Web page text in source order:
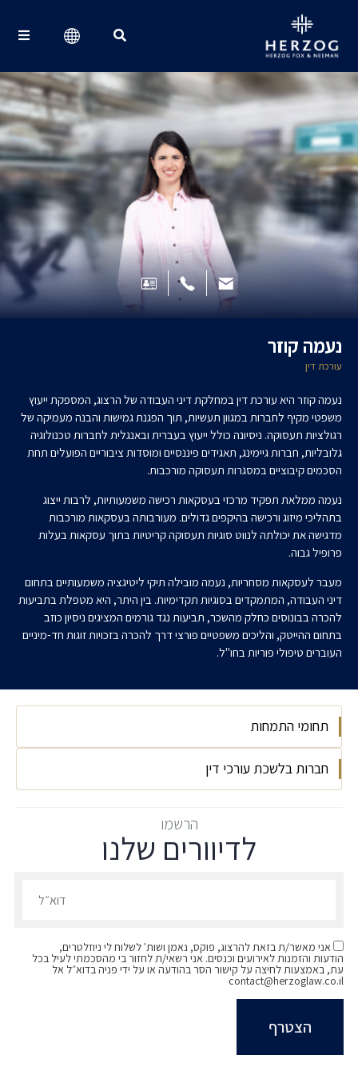
נעמה קוזר
עורכת דין
נעמה קוזר היא עורכת דין במחלקת דיני העבודה של הרצוג, המספקת ייעוץ
משפטי מקיף לחברות במגוון תעשיות, תוך הפגנת גמישות והבנה מעמיקה של
רגולציות תעסוקה. ניסיונה כולל ייעוץ בעברית ובאנגלית לחברות טכנולוגיה
גלובליות, חברות גיימינג, תאגידים פיננסיים ומוסדות ציבוריים הפועלים תחת
הסכמים קיבוציים במסגרות תעסוקה מורכבות.
נעמה ממלאת תפקיד מרכזי בעסקאות רכישה משמעותיות, לרבות ייצוג
בתהליכי מיזוג ורכישה בהיקפים גדולים. מעורבותה בעסקאות מורכבות
מדגישה את יכולתה לנווט סוגיות תעסוקה קריטיות בתוך עסקאות בעלות
פרופיל גבוה.
מעבר לעסקאות מסחריות, נעמה מובילה תיקי ליטיגציה משמעותיים בתחום
דיני העבודה, המתמקדים בסוגיות תקדימיות. בין היתר, היא מטפלת בתביעות
להכרה בבונוסים כחלק מהשכר, תביעות נגד גורמים המציגים ניסיון כוזב
בתחום ההייטק, והליכים משפטיים פורצי דרך להכרה בזכויות זוגות חד-מיניים
העוברים טיפולי פוריות בחו"ל.
תחומי התמחות
דיני עבודה
חברות בלשכת עורכי דין
הרשמו
לדיוורים שלנו
אני מאשר/ת בזאת להרצוג, פוקס, נאמן ושות' לשלוח לי ניוזלטרים,
הודעות והזמנות לאירועים וכנסים. אני רשאי/ת לחזור בי מהסכמתי לעיל בכל
עת, באמצעות לחיצה על קישור הסר בהודעה או על ידי פניה בדוא״ל אל
contact@herzoglaw.co.il